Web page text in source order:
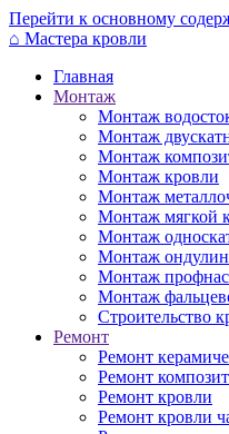
Перейти к основному
⌂ Мастера кровли
Главная
Монтаж
Монтаж
Монтаж
Монтаж
Монтаж кровли
Монтаж
Монтаж мягкой
Монтаж
Монтаж
Монтаж
Монтаж
Строительство
Ремонт
Ремонт
Ремонт
Ремонт кровли
Ремонт кровли